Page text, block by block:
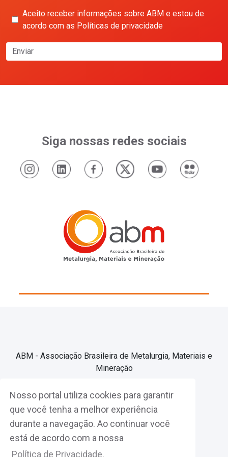
Nosso portal utiliza cookies para garantir
que você tenha a melhor experiência
durante a navegação. Ao continuar você
está de acordo com a nossa
Política de Privacidade.
Aceito receber informações sobre ABM e estou de
acordo com as Políticas de privacidade
Enviar
Siga nossas redes sociais
ABM - Associação Brasileira de Metalurgia, Materiais e
Mineração
Associe-se
Fazer Login